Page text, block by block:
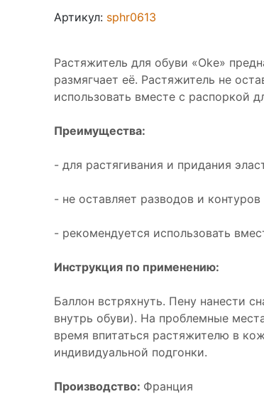
Артикул: sphr0613
Растяжитель для обуви «Oke»
размягчает её. Растяжитель не
использовать вместе с распоркой
Преимущества:
- для растягивания и придания
- не оставляет разводов и контуров
- рекомендуется использовать
Инструкция по применению:
Баллон встряхнуть. Пену нанести
внутрь обуви). На проблемные
время впитаться растяжителю в
индивидуальной подгонки.
Производство: Франция